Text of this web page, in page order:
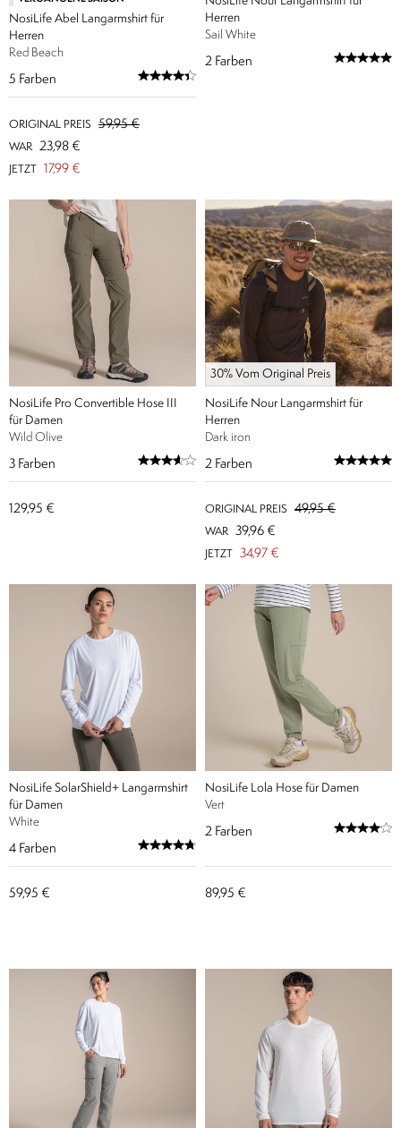
NosiLife Abel Langarmshirt für
Herren
Red Beach
5 Farben
ORIGINAL PREIS 59,95 €
WAR 23,98 €
JETZT 17,99 €
Herren
Sail White
2 Farben
NosiLife Pro Convertible Hose III
für Damen
Wild Olive
3 Farben
129,95 €
30% Vom Original Preis
NosiLife Nour Langarmshirt für
Herren
Dark iron
2 Farben
ORIGINAL PREIS 49,95 €
WAR 39,96 €
JETZT 34,97 €
NosiLife SolarShield+ Langarmshirt
für Damen
White
4 Farben
59,95 €
NosiLife Lola Hose für Damen
Vert
2 Farben
89,95 €